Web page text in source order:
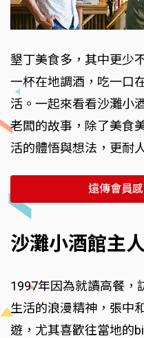
墾丁美食多，其中更少
一杯在地調酒，吃一口
活。一起來看看沙灘小
老闆的故事，除了美食
活的體悟與想法，更耐
遠傳會員
沙灘小酒館主
1997年因為就讀高餐，
生活的浪漫精神，張中
遊，尤其喜歡往當地的